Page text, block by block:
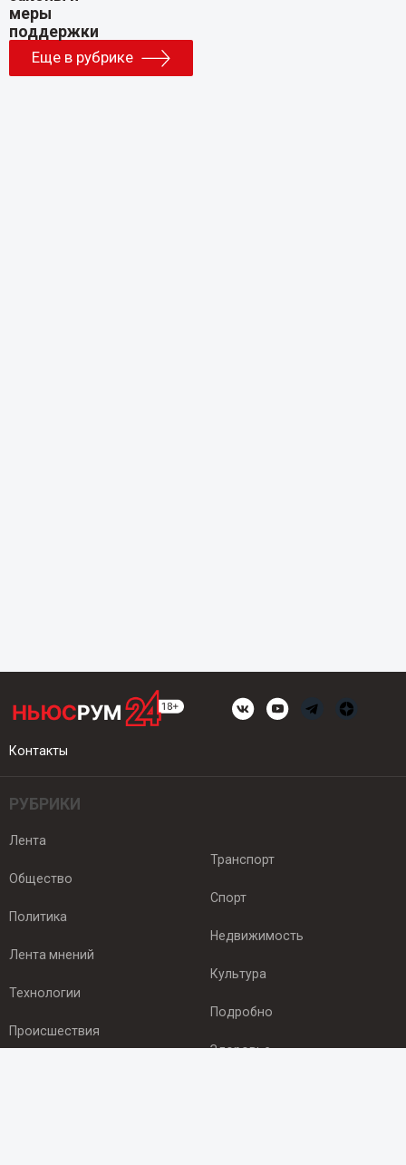
Еще в рубрике
Контакты
РУБРИКИ
Лента
Общество
Политика
Лента мнений
Технологии
Происшествия
Транспорт
Спорт
Недвижимость
Культура
Подробно
Здоровье